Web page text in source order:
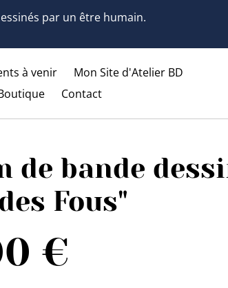
par un être humain.
à venir
Mon Site d'Atelier BD
Contact
de bande
Fous"
€